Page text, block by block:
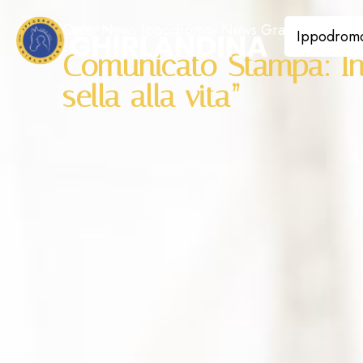
Casa News Gran Premi
Comunicato Stampa:
sella alla vita”